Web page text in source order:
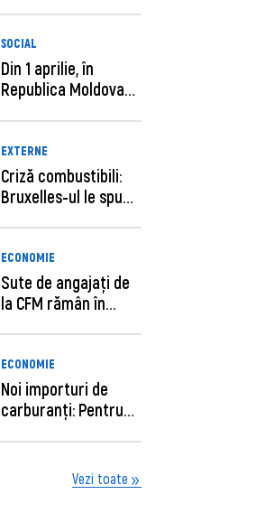
SOCIAL
Din 1 aprilie, în
Republica Moldova
EXTERNE
Criză combustibili:
Bruxelles-ul le spune
ECONOMIE
Sute de angajaţi de
la CFM rămân în
ECONOMIE
Noi importuri de
carburanți: Pentru
Vezi toate